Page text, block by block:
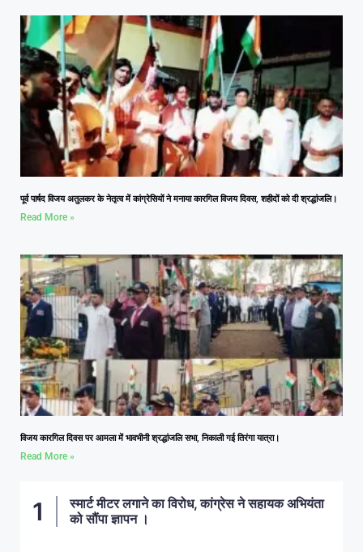
पूर्व पार्षद विजय अतुलकर के नेतृत्व में कांग्रेसियों ने मनाया कारगिल विजय दिवस, शहीदों को दी श्रद्धांजलि।
Read More »
विजय कारगिल दिवस पर आमला में भावभीनी श्रद्धांजलि सभा, निकाली गई तिरंगा यात्रा।
Read More »
स्मार्ट मीटर लगाने का विरोध, कांग्रेस ने सहायक अभियंता
को सौंपा ज्ञापन ।